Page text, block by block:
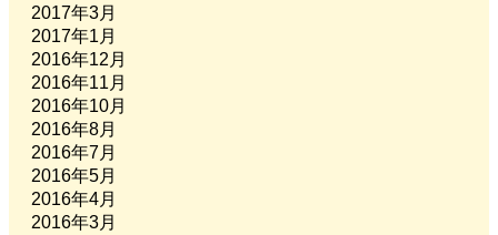
2017年3月
2017年1月
2016年12月
2016年11月
2016年10月
2016年8月
2016年7月
2016年5月
2016年4月
2016年3月